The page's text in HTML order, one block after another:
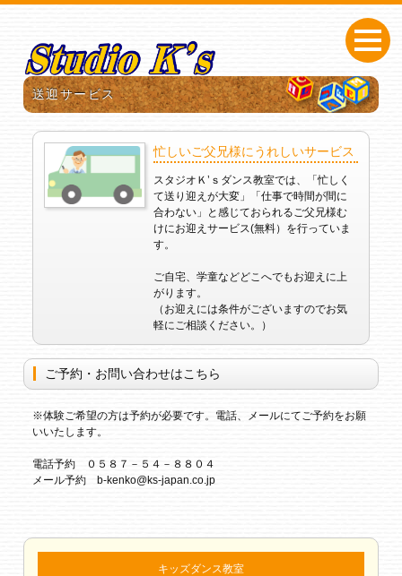
送迎サービス
忙しいご父兄様にうれしいサービス
スタジオＫ’ｓダンス教室では、「忙しく
て送り迎えが大変」「仕事で時間が間に
合わない」と感じておられるご父兄様む
けにお迎えサービス(無料）を行っていま
す。
ご自宅、学童などどこへでもお迎えに上
がります。
（お迎えには条件がございますのでお気
軽にご相談ください。）
ご予約・お問い合わせはこちら
※体験ご希望の方は予約が必要です。電話、メールにてご予約をお願
いいたします。
電話予約 ０５８７－５４－８８０４
メール予約 b-kenko@ks-japan.co.jp
キッズダンス教室